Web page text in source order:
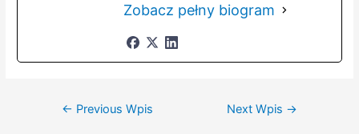
Zobacz pełny biogram
Nawigacja
← Previous Wpis Next Wpis →